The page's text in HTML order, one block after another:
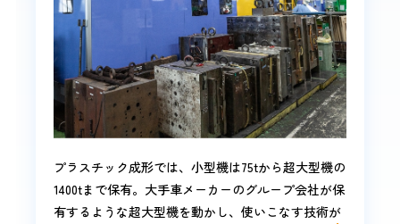
プラスチック成形では、小型機は75tから超大型機の
1400tまで保有。大手車メーカーのグループ会社が保
有するような超大型機を動かし、使いこなす技術が